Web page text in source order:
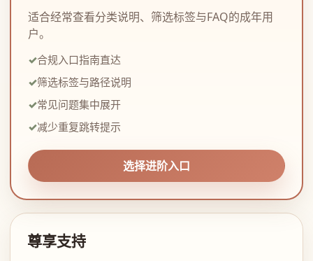
适合经常查看分类说明、筛选标签与FAQ的成年用
户。
合规入口指南直达
筛选标签与路径说明
常见问题集中展开
减少重复跳转提示
选择进阶入口
尊享支持